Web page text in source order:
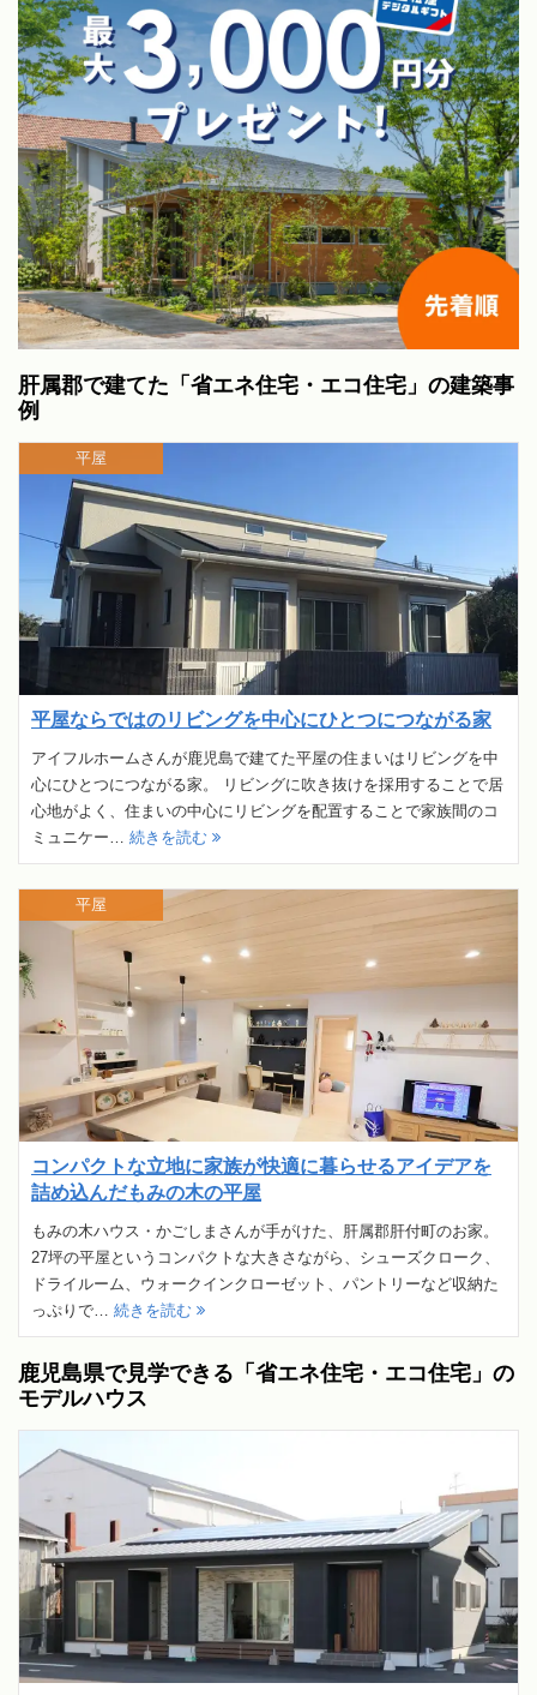
肝属郡で建てた「省エネ住宅・エコ住宅」の建築事
例
平屋ならではのリビングを中心にひとつにつながる家
アイフルホームさんが鹿児島で建てた平屋の住まいはリビングを中
心にひとつにつながる家。 リビングに吹き抜けを採用することで居
心地がよく、住まいの中心にリビングを配置することで家族間のコ
ミュニケー… 続きを読む
平屋
コンパクトな立地に家族が快適に暮らせるアイデアを
詰め込んだもみの木の平屋
もみの木ハウス・かごしまさんが手がけた、肝属郡肝付町のお家。
27坪の平屋というコンパクトな大きさながら、シューズクローク、
ドライルーム、ウォークインクローゼット、パントリーなど収納た
っぷりで… 続きを読む
平屋
鹿児島県で見学できる「省エネ住宅・エコ住宅」の
モデルハウス